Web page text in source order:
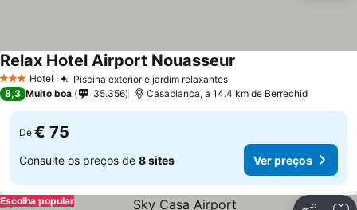
3 EstrelasHotel Piscina exterior e jardim relaxantes
Relax Hotel Airport Nouasseur
8,3 Muito boa 35.356 Casablanca, a 14.4 km de Berrechid
De € 75
Consulte os preços de 8 sites Ver preços
Escolha popular